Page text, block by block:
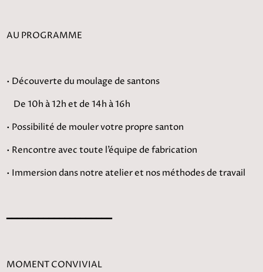
AU PROGRAMME
• Découverte du moulage de santons
De 10h à 12h et de 14h à 16h
• Possibilité de mouler votre propre santon
• Rencontre avec toute l’équipe de fabrication
• Immersion dans notre atelier et nos méthodes de travail
━━━━━━━━━━━━━━━━━━━━
MOMENT CONVIVIAL